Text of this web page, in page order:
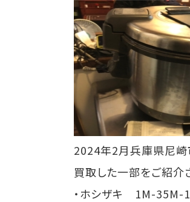
2024年2月兵庫県尼崎
買取した一部をご紹介
・ホシザキ 1M-35M-1